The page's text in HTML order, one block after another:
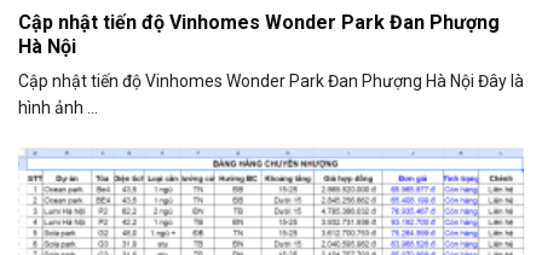
Cập nhật tiến độ Vinhomes Wonder Park Đan Phượng
Hà Nội
Cập nhật tiến độ Vinhomes Wonder Park Đan Phượng Hà Nội Đây là
hình ảnh ...